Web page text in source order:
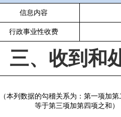
信息内容
行政事业性收费
三、收到和
（本列数据的勾稽关系为：第一项加
等于第三项加第四项之和）